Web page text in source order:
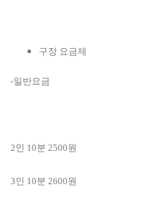
구장 요금제
-일반요금
2인 10분 2500원
3인 10분 2600원